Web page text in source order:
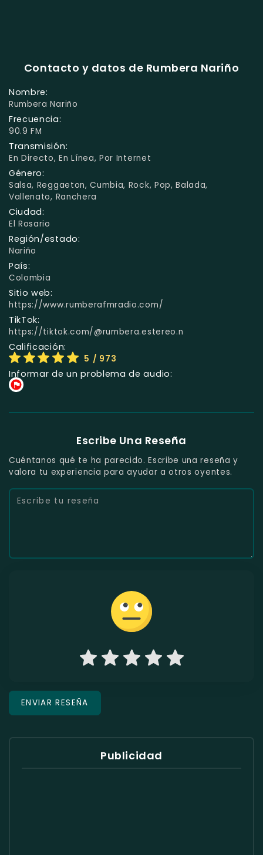
Contacto y datos de Rumbera Nariño
Nombre:
Rumbera Nariño
Frecuencia:
90.9 FM
Transmisión:
En Directo, En Línea, Por Internet
Género:
Salsa, Reggaeton, Cumbia, Rock, Pop, Balada,
Vallenato, Ranchera
Ciudad:
El Rosario
Región/estado:
Nariño
País:
Colombia
Sitio web:
https://www.rumberafmradio.com/
TikTok:
https://tiktok.com/@rumbera.estereo.n
Calificación:
5 / 973
Informar de un problema de audio:
Escribe Una Reseña
Cuéntanos qué te ha parecido. Escribe una reseña y
valora tu experiencia para ayudar a otros oyentes.
Publicidad